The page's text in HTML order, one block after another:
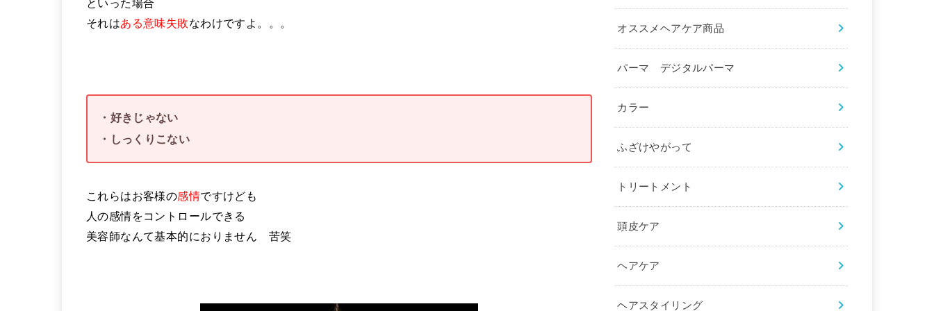
それはある意味失敗なわけですよ。。。
・好きじゃない
・しっくりこない
これらはお客様の感情ですけども
人の感情をコントロールできる
美容師なんて基本的におりません 苦笑
オススメヘアケア商品
パーマ デジタルパーマ
カラー
ふざけやがって
トリートメント
頭皮ケア
ヘアケア
ヘアスタイリング